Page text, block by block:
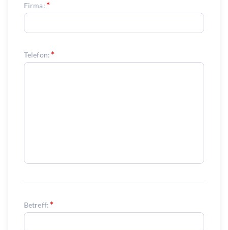
Firma:
Telefon:
Betreff: